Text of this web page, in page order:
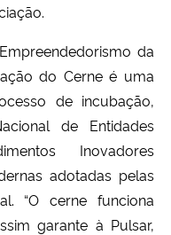
da
do Cerne é uma
de incubação,
de Entidades
Inovadores
adotadas pelas
“O cerne funciona
garante à Pulsar,